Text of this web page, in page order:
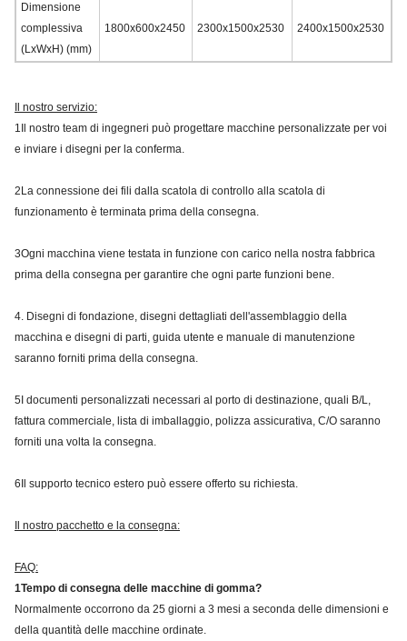
Dimensione
complessiva
(LxWxH) (mm)
1800x600x2450 2300x1500x2530 2400x1500x2530
Il nostro servizio:
1Il nostro team di ingegneri può progettare macchine personalizzate per voi
e inviare i disegni per la conferma.
2La connessione dei fili dalla scatola di controllo alla scatola di
funzionamento è terminata prima della consegna.
3Ogni macchina viene testata in funzione con carico nella nostra fabbrica
prima della consegna per garantire che ogni parte funzioni bene.
4. Disegni di fondazione, disegni dettagliati dell'assemblaggio della
macchina e disegni di parti, guida utente e manuale di manutenzione
saranno forniti prima della consegna.
5I documenti personalizzati necessari al porto di destinazione, quali B/L,
fattura commerciale, lista di imballaggio, polizza assicurativa, C/O saranno
forniti una volta la consegna.
6Il supporto tecnico estero può essere offerto su richiesta.
Il nostro pacchetto e la consegna:
FAQ:
1Tempo di consegna delle macchine di gomma?
Normalmente occorrono da 25 giorni a 3 mesi a seconda delle dimensioni e
della quantità delle macchine ordinate.